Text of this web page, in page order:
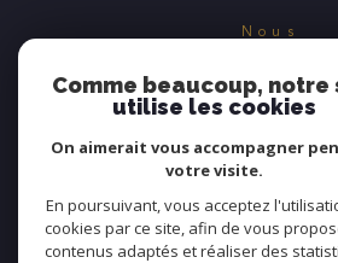
Nous
Comme beaucoup, notre
utilise les cookies
On aimerait vous accompagner
votre visite.
En poursuivant, vous acceptez
cookies par ce site, afin de vous
contenus adaptés et réaliser des